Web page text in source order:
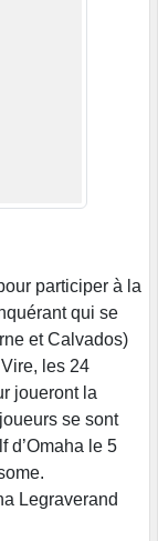
participer à la
qui se
et Calvados)
les 24
joueront la
se sont
d’Omaha le 5
Legraverand